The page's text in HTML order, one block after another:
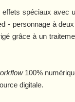
spéciaux avec
- personnage à deux
grâce à un
100%
digitale.